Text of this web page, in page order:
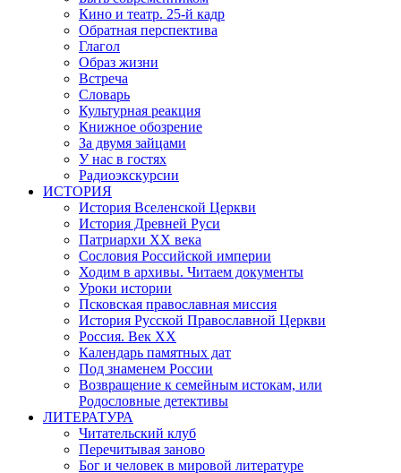
Кино и театр. 25-й кадр
Обратная перспектива
Глагол
Образ жизни
Встреча
Словарь
Культурная реакция
Книжное обозрение
За двумя зайцами
У нас в гостях
Радиоэкскурсии
ИСТОРИЯ
История Вселенской Церкви
История Древней Руси
Патриархи XX века
Сословия Российской империи
Ходим в архивы. Читаем документы
Уроки истории
Псковская православная миссия
История Русской Православной Церкви
Россия. Век ХХ
Календарь памятных дат
Под знаменем России
Возвращение к семейным истокам, или
Родословные детективы
ЛИТЕРАТУРА
Читательский клуб
Перечитывая заново
Бог и человек в мировой литературе